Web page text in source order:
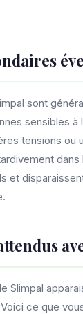
sont
sensibles à
tensions ou
et
Slimpal
ce que